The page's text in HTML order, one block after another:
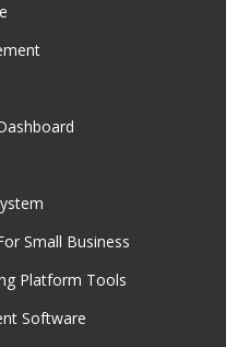
Small Business
Platform Tools
Software